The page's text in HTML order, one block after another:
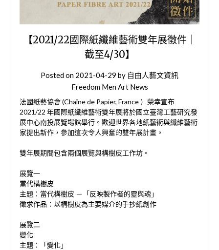
【2021/22國際紙纖維藝術雙年展徵件｜
截至4/30】
Posted on 2021-04-29 by 自由人藝文資訊
Freedom Men Art News
法國紙藝協會 (Chaîne de Papier, France ）榮幸宣布
2021/22 年國際紙纖維藝術雙年展將於國立臺灣工藝研究發
展中心南投展覽場館舉行。歡迎世界各地紙藝術與纖維藝術
家提出新作，參加這次令人興奮的雙年展計畫。
雙年展期間包含兩個展覽與構樹皮工作坊。
展覽一
當代構樹皮
主題：當代構樹皮 －「反映製作者的靈與魂」
徵求作品：以構樹皮為主要媒介的手抄紙創作
展覽二
變化
主題：「變化」